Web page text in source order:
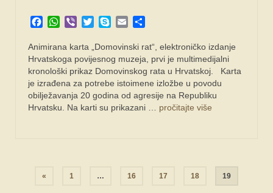
Facebook
WhatsApp
Viber TwitterSkypeEmail
Animirana karta „Domovinski rat“, elektroničko izdanje
Hrvatskoga povijesnog muzeja, prvi je multimedijalni
kronološki prikaz Domovinskog rata u Hrvatskoj. Karta
je izrađena za potrebe istoimene izložbe u povodu
obilježavanja 20 godina od agresije na Republiku
Hrvatsku. Na karti su prikazani … pročitajte više
Navigacija
« 1 … 16 17 18 19